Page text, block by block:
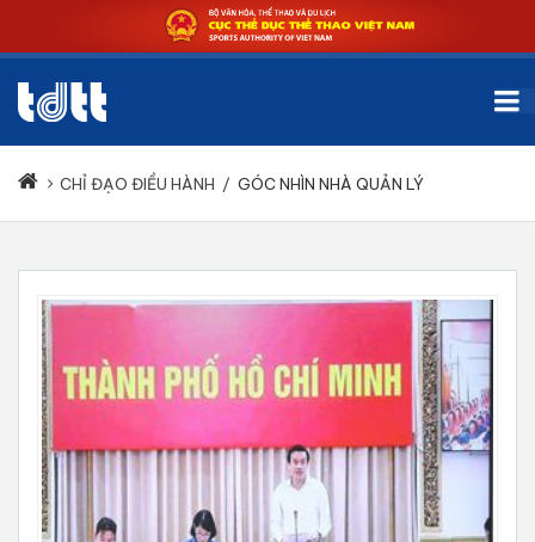
CHỈ ĐẠO ĐIỀU HÀNH / GÓC NHÌN NHÀ QUẢN LÝ